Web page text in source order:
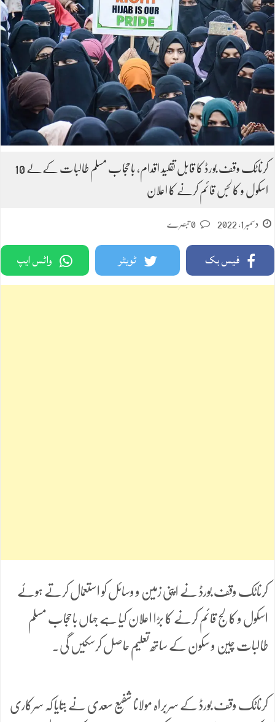
کرناٹک وقف بورڈ کا قابل تقلید اقدام، باحجاب مسلم طالبات کےلے 10
اسکول و کالجس قائم کرنے کا اعلان
دسمبر 1, 2022
فیس بک ٹویٹر واٹس ایپ
کرناٹک وقف بورڈ نے اپنی زمین و وسائل کو استعمال کرتے ہوئے
اسکول و کالج قائم کرنے کا بڑا اعلان کیا ہے جہاں باحجاب مسلم
طالبات چین و سکون کے ساتھ تعلیم حاصل کرسکیں گی۔
کرناٹک وقف بورڈ کے سربراہ مولانا شفیع سعدی نے بتایا کہ سرکاری